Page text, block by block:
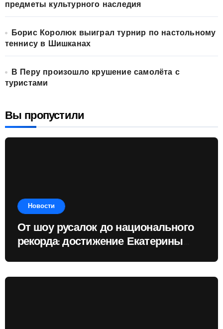
предметы культурного наследия
Борис Королюк выиграл турнир по настольному
теннису в Шишканах
В Перу произошло крушение самолёта с
туристами
Вы пропустили
Новости
От шоу русалок до национального
рекорда: достижение Екатерины